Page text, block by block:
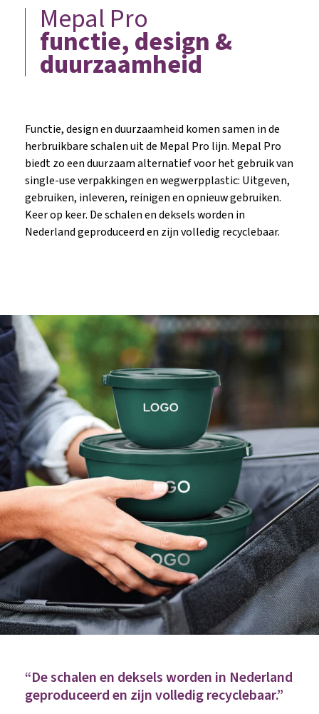
Mepal Pro
functie, design &
duurzaamheid
Functie, design en duurzaamheid komen samen in de
herbruikbare schalen uit de Mepal Pro lijn. Mepal Pro
biedt zo een duurzaam alternatief voor het gebruik van
single-use verpakkingen en wegwerpplastic: Uitgeven,
gebruiken, inleveren, reinigen en opnieuw gebruiken.
Keer op keer. De schalen en deksels worden in
Nederland geproduceerd en zijn volledig recyclebaar.
“De schalen en deksels worden in Nederland
geproduceerd en zijn volledig recyclebaar.”